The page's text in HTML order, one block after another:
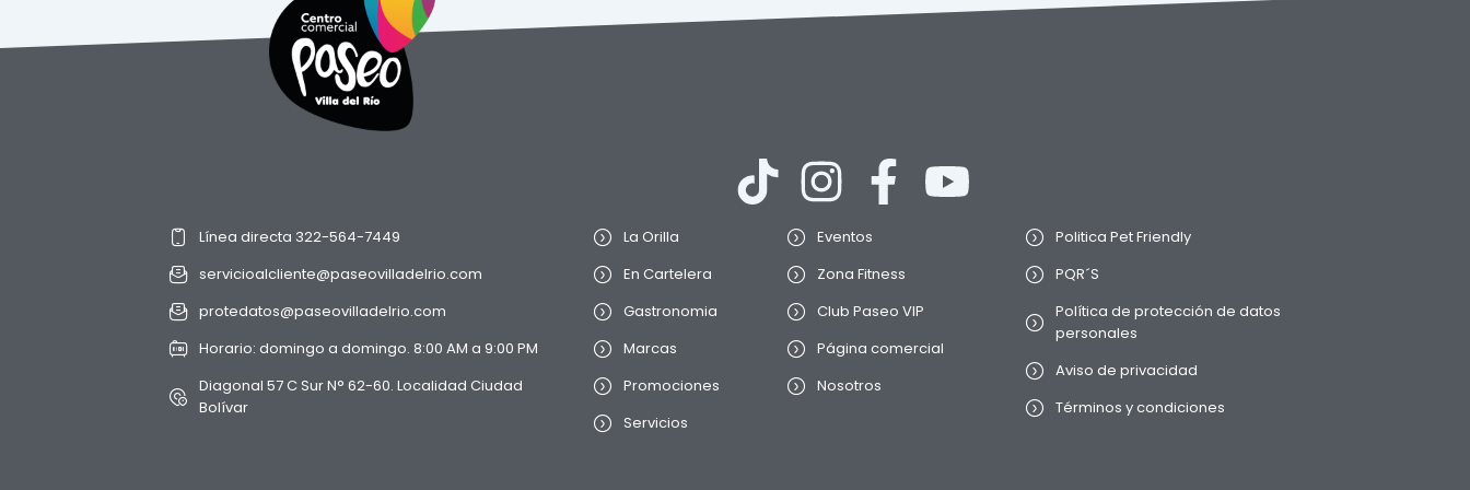
Línea directa 322-564-7449
servicioalcliente@paseovilladelrio.com
protedatos@paseovilladelrio.com
Horario: domingo a domingo. 8:00 AM a 9:00 PM
Diagonal 57 C Sur N° 62-60. Localidad Ciudad
Bolívar
La Orilla
En Cartelera
Gastronomia
Marcas
Promociones
Servicios
Eventos
Zona Fitness
Club Paseo VIP
Página comercial
Nosotros
Politica Pet Friendly
PQR´S
Política de protección de datos
personales
Aviso de privacidad
Términos y condiciones